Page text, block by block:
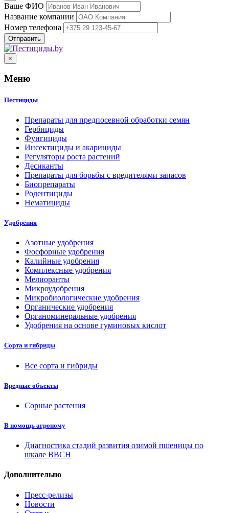
Ваше ФИО
Название компании
Номер телефона
×
Меню
Пестициды
Препараты для предпосевной обработки семян
Гербициды
Фунгициды
Инсектициды и акарициды
Регуляторы роста растений
Десиканты
Препараты для борьбы с вредителями запасов
Биопрепараты
Родентициды
Нематициды
Удобрения
Азотные удобрения
Фосфорные удобрения
Калийные удобрения
Комплексные удобрения
Мелиоранты
Микроудобрения
Микробиологические удобрения
Органические удобрения
Органоминеральные удобрения
Удобрения на основе гуминовых кислот
Сорта и гибриды
Все сорта и гибриды
Вредные объекты
Сорные растения
В помощь агроному
Диагностика стадий развития озимой пшеницы по
шкале ВВСН
Дополнительно
Пресс-релизы
Новости